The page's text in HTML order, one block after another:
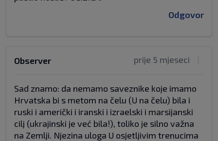
Odgovor
prije 5 mjeseci
Observer
Sad znamo: da nemamo saveznike koje imamo
Hrvatska bi s metom na čelu (U na čelu) bila i
ruski i američki i iranski i izraelski i marsijanski
cilj (ukrajinski je već bila!), toliko je silno važna
na Zemlji. Njezina uloga U osjetljivim trenucima